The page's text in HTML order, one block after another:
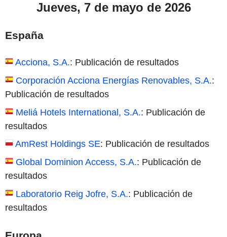
Jueves, 7 de mayo de 2026
España
Acciona, S.A.: Publicación de resultados
Corporación Acciona Energías Renovables, S.A.:
Publicación de resultados
Meliá Hotels International, S.A.: Publicación de
resultados
AmRest Holdings SE: Publicación de resultados
Global Dominion Access, S.A.: Publicación de
resultados
Laboratorio Reig Jofre, S.A.: Publicación de
resultados